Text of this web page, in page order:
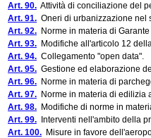
Art. 90. Attività di conciliazione del
Art. 91. Oneri di urbanizzazione nel
Art. 92. Norme in materia di
Art. 93. Modifiche all'articolo 12
Art. 94. Collegamento "open data".
Art. 95. Gestione ed elaborazione
Art. 96. Norme in materia di
Art. 97. Norme in materia di edilizia
Art. 98. Modifiche di norme in
Art. 99. Interventi nell'ambito della
Art. 100. Misure in favore